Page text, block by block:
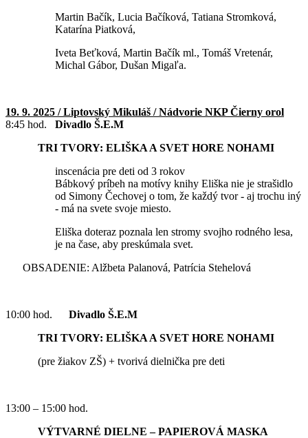
Martin Bačík, Lucia Bačíková, Tatiana Stromková,
Katarína Piatková,
Iveta Beťková, Martin Bačík ml., Tomáš Vretenár,
Michal Gábor, Dušan Migaľa.
19. 9. 2025 / Liptovský Mikuláš / Nádvorie NKP Čierny orol
8:45 hod.
Divadlo Š.E.M
TRI TVORY: ELIŠKA A SVET HORE NOHAMI
inscenácia pre deti od 3 rokov
Bábkový príbeh na motívy knihy Eliška nie je strašidlo
od Simony Čechovej o tom, že každý tvor - aj trochu iný
- má na svete svoje miesto.
Eliška doteraz poznala len stromy svojho rodného lesa,
je na čase, aby preskúmala svet.
OBSADENIE: Alžbeta Palanová, Patrícia Stehelová
10:00 hod. Divadlo Š.E.M
TRI TVORY: ELIŠKA A SVET HORE NOHAMI
(pre žiakov ZŠ) + tvorivá dielnička pre deti
13:00 – 15:00 hod.
VÝTVARNÉ DIELNE – PAPIEROVÁ MASKA